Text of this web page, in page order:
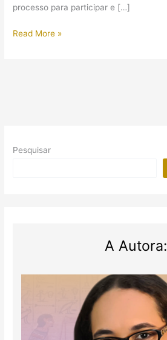
processo para participar e […]
Curso
Read More »
Pesquisar
A Autora: